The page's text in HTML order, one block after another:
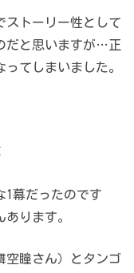
ストーリー性として
だと思いますが…正
ってしまいました。
1幕だったのです
ります。
空瞳さん）とタンゴ